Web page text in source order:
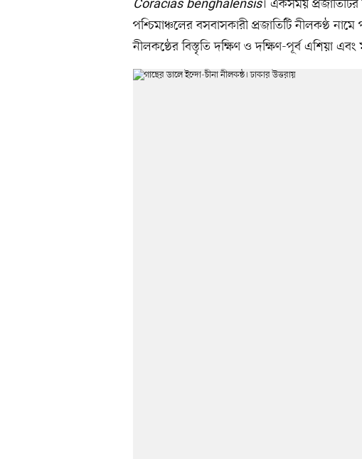
Coracias benghalensis। একসময় প্রজাতিটির
পশ্চিমাঞ্চলের বসবাসকারী প্রজাতিটি নীলকণ্ঠ
নীলকণ্ঠের বিস্তৃতি দক্ষিণ ও দক্ষিণ-পূর্ব এশিয়া এবং